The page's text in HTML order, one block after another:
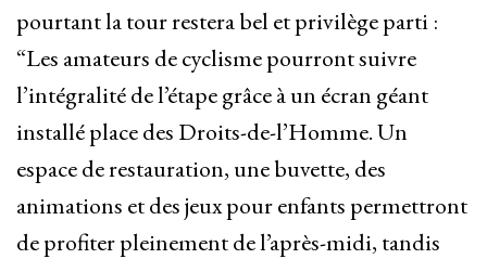
pourtant la tour restera bel et privilège parti :
“Les amateurs de cyclisme pourront suivre
l’intégralité de l’étape grâce à un écran géant
installé place des Droits-de-l’Homme. Un
espace de restauration, une buvette, des
animations et des jeux pour enfants permettront
de profiter pleinement de l’après-midi, tandis